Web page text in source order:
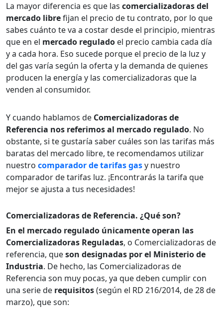
La mayor diferencia es que las comercializadoras del
mercado librefijan el precio de tu contrato, por lo que
sabes cuánto te va a costar desde el principio, mientras
que en el mercado regulado el precio cambia cada día
y a cada hora. Eso sucede porque el precio de la luz y
del gas varía según la oferta y la demanda de quienes
producen la energía y las comercializadoras que la
venden al consumidor.
Y cuando hablamos de Comercializadoras de
Referencia nos referimos al mercado regulado. No
obstante, si te gustaría saber cuáles son las tarifas más
baratas del mercado libre, te recomendamos utilizar
nuestro comparador de tarifas gasy nuestro
comparador de tarifas luz. ¡Encontrarás la tarifa que
mejor se ajusta a tus necesidades!
Comercializadoras de Referencia. ¿Qué son?
En el mercado regulado únicamente operan las
Comercializadoras Reguladas, o Comercializadoras de
referencia, queson designadas por el Ministerio de
Industria. De hecho, las Comercializadoras de
Referencia son muy pocas, ya que deben cumplir con
una serie de requisitos(según el RD 216/2014, de 28 de
marzo), que son: